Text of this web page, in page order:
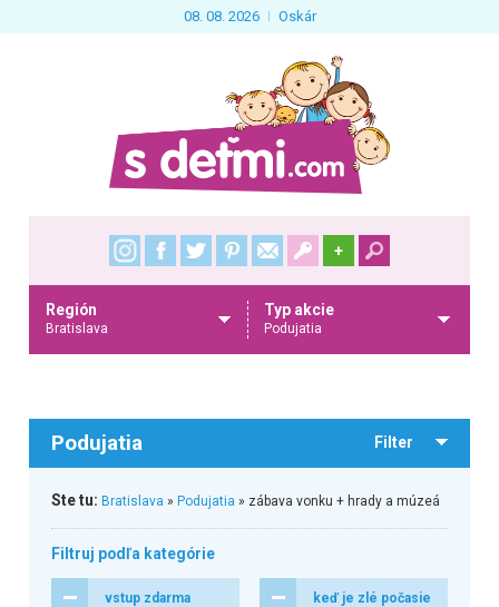
08. 08. 2026 Oskár
+
Región
Bratislava
Typ akcie
Podujatia
Podujatia Filter
Ste tu: Bratislava » Podujatia » zábava vonku + hrady a múzeá
Filtruj podľa kategórie
vstup zdarma keď je zlé počasie